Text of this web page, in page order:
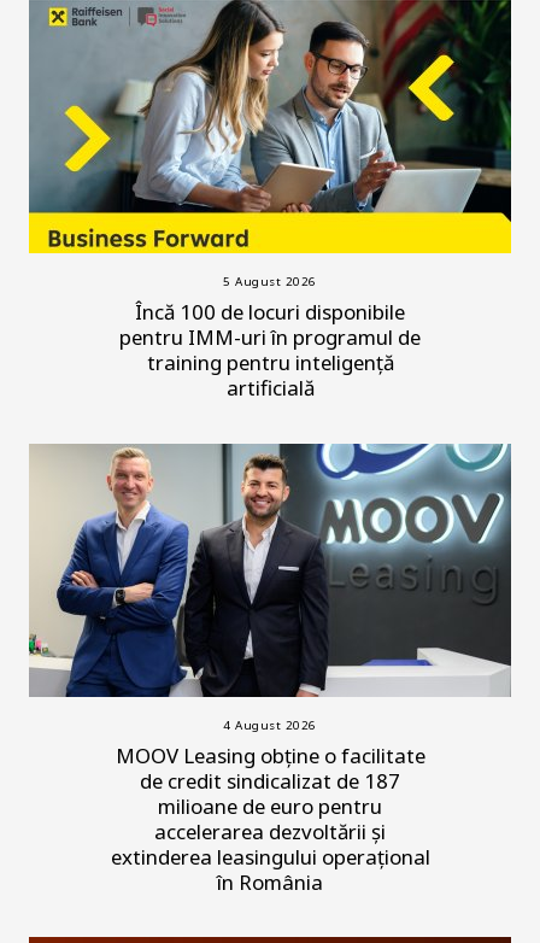
5 August 2026
Încă 100 de locuri disponibile
pentru IMM-uri în programul de
training pentru inteligență
artificială
4 August 2026
MOOV Leasing obține o facilitate
de credit sindicalizat de 187
milioane de euro pentru
accelerarea dezvoltării și
extinderea leasingului operațional
în România